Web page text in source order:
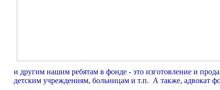
и другим нашим ребятам в фонде - это изготовление и
детским учреждениям, больницам и т.п. А также, адвокат